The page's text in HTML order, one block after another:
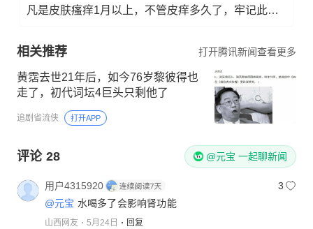
凡是皮肤瘙痒1月以上，不管皮痒多久了，牢记此法，快！准！狠！
相关推荐 打开腾讯新闻查看更多
黄霑去世21年后，如今76岁黎彼得也
走了，初代词坛4巨头只剩他了
追剧省流侠 打开APP
评论 28 @元宝 一起聊新闻
用户4315920
3
@元宝 水喝多了会影响肾功能
山西网友 5月24日 回复